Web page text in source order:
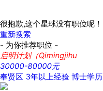
很抱歉,这个星球没有职位呢！
重新搜索
- 为你推荐职位 -
启明计划（Qimingjihu
30000-80000元
奉贤区 3年以上经验 博士学历